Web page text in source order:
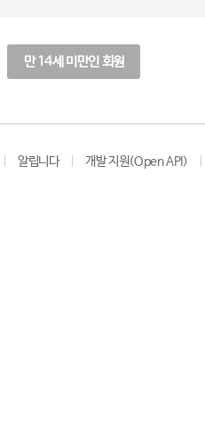
만 14세 미만인 회원
알립니다 개발 지원(Open API)